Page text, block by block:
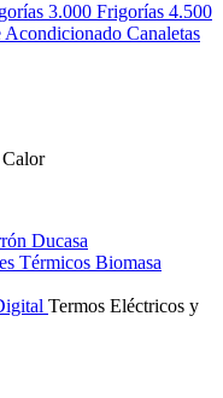
3.000 Frigorías 4.500
Acondicionado Canaletas
Ducasa
Térmicos Biomasa
Termos Eléctricos y